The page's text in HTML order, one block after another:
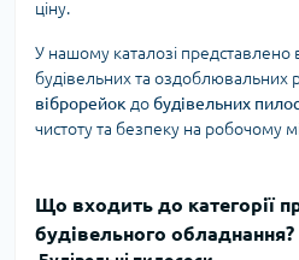
ціну.
У нашому каталозі представлено
будівельних та оздоблювальних
віброрейок добудівельних
чистоту та безпеку на робочому
Що входить до категорії
будівельного обладнання?